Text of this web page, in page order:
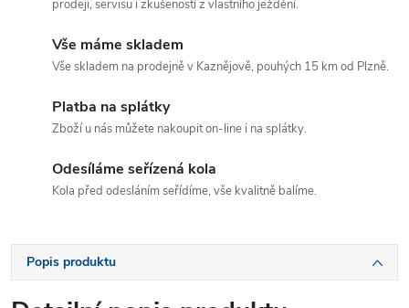
prodeji, servisu i zkušeností z vlastního ježdění.
Vše máme skladem
Vše skladem na prodejně v Kaznějově, pouhých 15 km od Plzně.
Platba na splátky
Zboží u nás můžete nakoupit on-line i na splátky.
Odesíláme seřízená kola
Kola před odesláním seřídíme, vše kvalitně balíme.
Popis produktu